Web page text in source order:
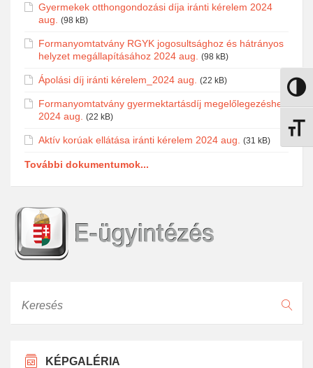
Nagy
Gyermekek otthongondozási díja iránti kérelem 2024
aug.
(98 kB)
Formanyomtatvány RGYK jogosultsághoz és hátrányos
helyzet megállapításához 2024 aug.
(98 kB)
Ápolási díj iránti kérelem_2024 aug. (22 kB)
Formanyomtatvány gyermektartásdíj megelőlegezéshez
2024 aug.
(22 kB)
Aktív korúak ellátása iránti kérelem 2024 aug. (31 kB)
További dokumentumok...
KÉPGALÉRIA